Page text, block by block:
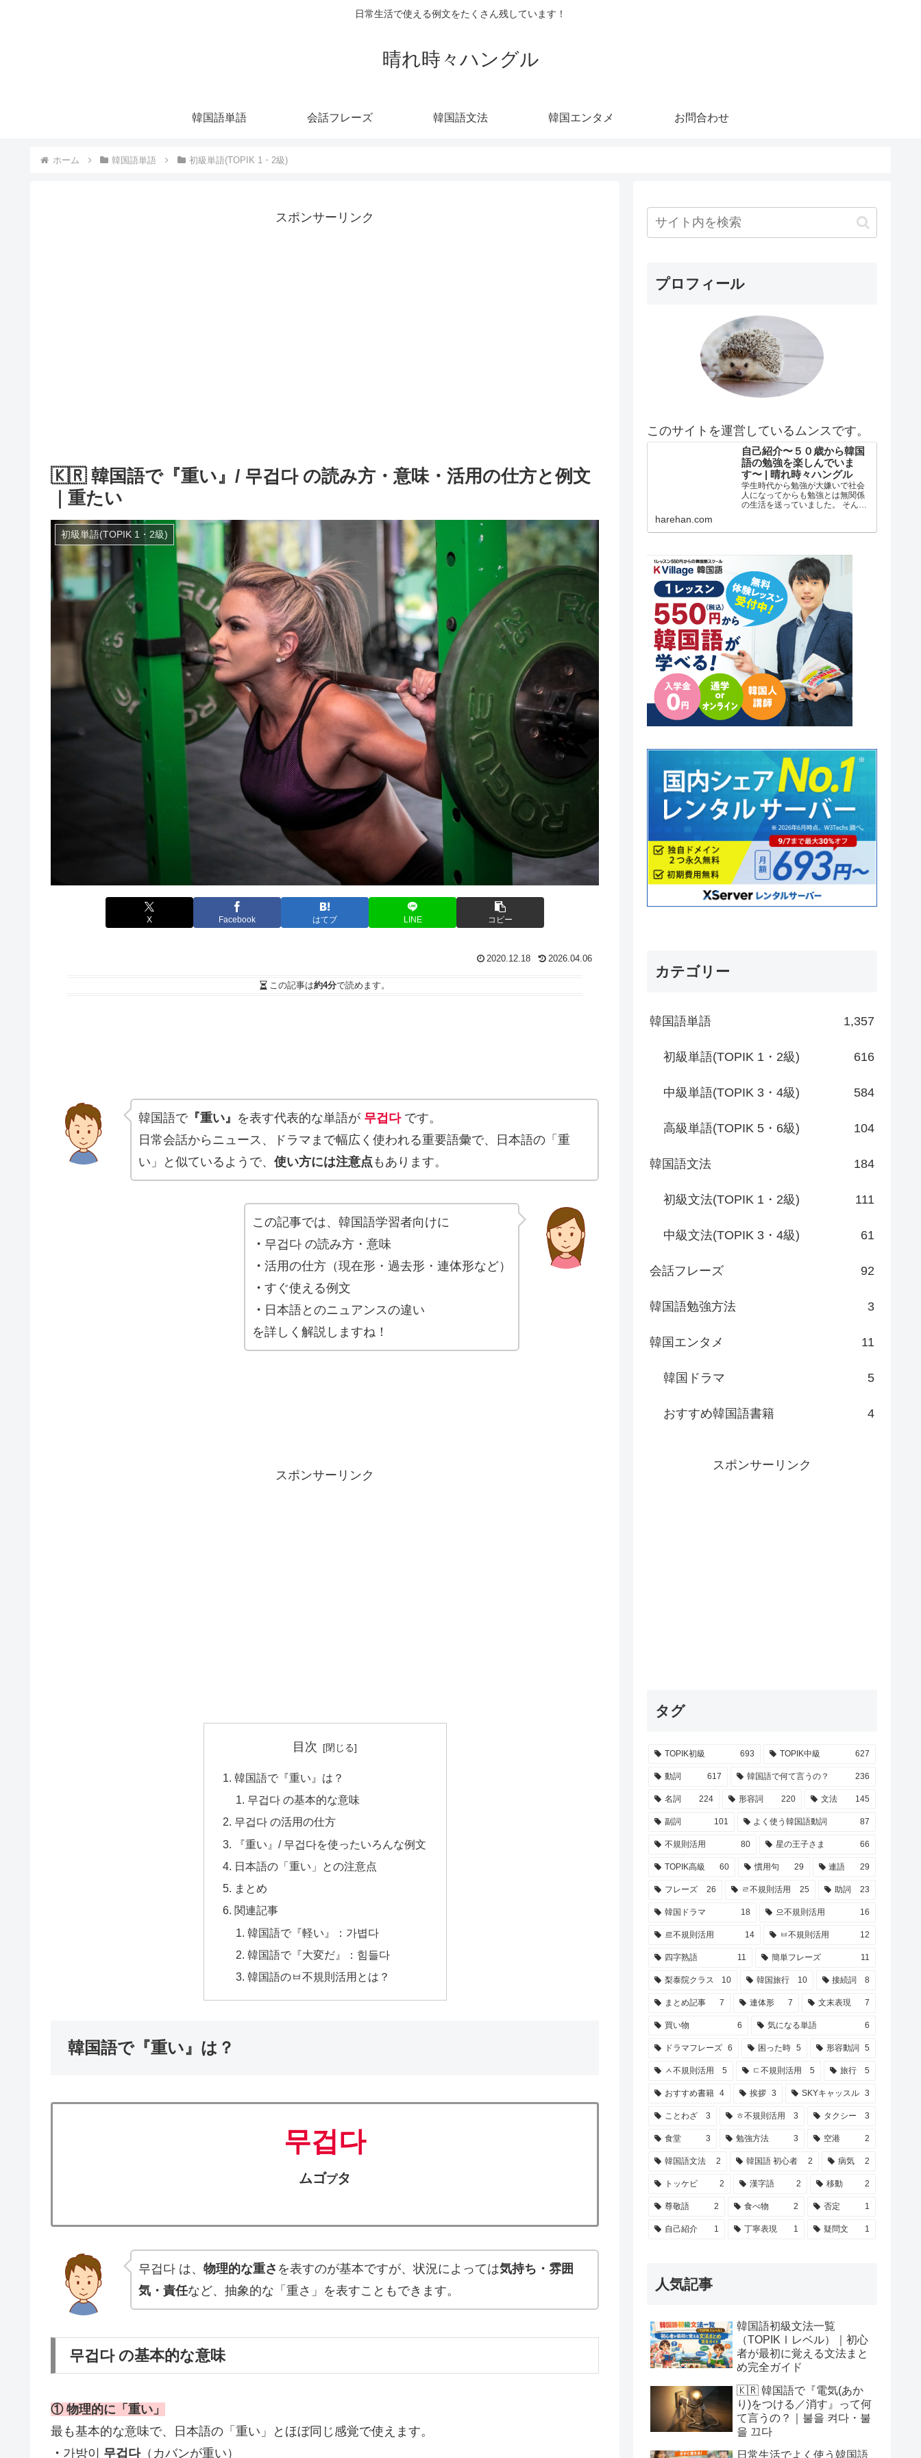
日常生活で使える例文をたくさん残しています！
晴れ時々ハングル
韓国語単語 会話フレーズ 韓国語文法 韓国エンタメ お問合わせ
ホーム 韓国語単語 初級単語(TOPIK 1・2級)
スポンサーリンク
🇰🇷 韓国語で『重い』/ 무겁다 の読み方・意味・活用の仕方と例文
｜重たい
初級単語(TOPIK 1・2級)
X Facebook はてブ LINE コピー
2020.12.18 2026.04.06
この記事は約4分で読めます。
韓国語で『重い』 を表す代表的な単語が 무겁다です。
日常会話からニュース、ドラマまで幅広く使われる重要語彙で、日本語の「重
い」と似ているようで、 使い方には注意点 もあります。
この記事では、韓国語学習者向けに
・ 무겁다 の読み方・意味
・ 活用の仕方（現在形・過去形・連体形など）
・ すぐ使える例文
・ 日本語とのニュアンスの違い
を詳しく解説しますね！
スポンサーリンク
目次
韓国語で『重い』は？
무겁다 の基本的な意味
무겁다 の活用の仕方
『重い』/ 무겁다を使ったいろんな例文
日本語の「重い」との注意点
まとめ
関連記事
韓国語で『軽い』：가볍다
韓国語で『大変だ』：힘들다
韓国語のㅂ不規則活用とは？
韓国語で『重い』は？
무겁다
ムゴプタ
무겁다 は、 物理的な重さ を表すのが基本ですが、状況によっては気持ち・雰囲
気・責任など、抽象的な「重さ」を表すこともできます。
무겁다 の基本的な意味
① 物理的に「重い」
最も基本的な意味で、日本語の「重い」とほぼ同じ感覚で使えます。
・ 가방이 무겁다（カバンが重い）
プロフィール
このサイトを運営しているムンスです。
自己紹介〜５０歳から韓国
語の勉強を楽しんでいま
す〜 | 晴れ時々ハングル
学生時代から勉強が大嫌いで社会
人になってからも勉強とは無関係
の生活を送っていました。 そんな
す。 在日韓国人３世で小さい頃は
学校低学年？の頃まで自
harehan.com
カテゴリー
韓国語単語 1,357
初級単語(TOPIK 1・2級) 616
中級単語(TOPIK 3・4級) 584
高級単語(TOPIK 5・6級) 104
韓国語文法 184
初級文法(TOPIK 1・2級) 111
中級文法(TOPIK 3・4級) 61
会話フレーズ 92
韓国語勉強方法 3
韓国エンタメ 11
韓国ドラマ 5
おすすめ韓国語書籍 4
スポンサーリンク
タグ
TOPIK初級 693 TOPIK中級 627
動詞 617 韓国語で何て言うの？ 236
名詞 224 形容詞 220 文法 145
副詞 101 よく使う韓国語動詞 87
不規則活用 80 星の王子さま 66
TOPIK高級 60 慣用句 29 連語 29
フレーズ 26 ㄹ不規則活用 25 助詞 23
韓国ドラマ 18 으不規則活用 16
르不規則活用 14 ㅂ不規則活用 12
四字熟語 11 簡単フレーズ 11
梨泰院クラス 10 韓国旅行 10 接続詞 8
まとめ記事 7 連体形 7 文末表現 7
買い物 6 気になる単語 6
ドラマフレーズ 6 困った時 5 形容動詞 5
ㅅ不規則活用 5 ㄷ不規則活用 5 旅行 5
おすすめ書籍 4 挨拶 3 SKYキャッスル 3
ことわざ 3 ㅎ不規則活用 3 タクシー 3
食堂 3 勉強方法 3 空港 2
韓国語文法 2 韓国語 初心者 2 病気 2
トッケビ 2 漢字語 2 移動 2
尊敬語 2 食べ物 2 否定 1
自己紹介 1 丁寧表現 1 疑問文 1
人気記事
韓国語初級文法一覧
（TOPIKⅠレベル）｜初心
者が最初に覚える文法まと
め完全ガイド
🇰🇷 韓国語で『電気(あか
り)をつける／消す』って何
て言うの？｜불을 켜다・불
을 끄다
日常生活でよく使う韓国語